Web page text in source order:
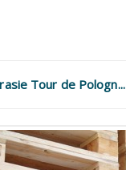
Tour de Pologn...